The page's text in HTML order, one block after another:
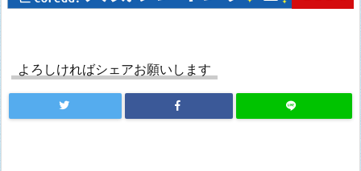
よろしければシェアお願いします